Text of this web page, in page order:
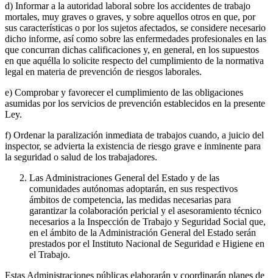
d) Informar a la autoridad laboral sobre los accidentes de trabajo
mortales, muy graves o graves, y sobre aquellos otros en que, por
sus características o por los sujetos afectados, se considere necesario
dicho informe, así como sobre las enfermedades profesionales en las
que concurran dichas calificaciones y, en general, en los supuestos
en que aquélla lo solicite respecto del cumplimiento de la normativa
legal en materia de prevención de riesgos laborales.
e) Comprobar y favorecer el cumplimiento de las obligaciones
asumidas por los servicios de prevención establecidos en la presente
Ley.
f) Ordenar la paralización inmediata de trabajos cuando, a juicio del
inspector, se advierta la existencia de riesgo grave e inminente para
la seguridad o salud de los trabajadores.
Las Administraciones General del Estado y de las
comunidades autónomas adoptarán, en sus respectivos
ámbitos de competencia, las medidas necesarias para
garantizar la colaboración pericial y el asesoramiento técnico
necesarios a la Inspección de Trabajo y Seguridad Social que,
en el ámbito de la Administración General del Estado serán
prestados por el Instituto Nacional de Seguridad e Higiene en
el Trabajo.
Estas Administraciones públicas elaborarán y coordinarán planes de